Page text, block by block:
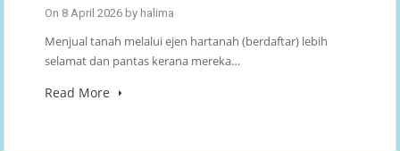
On 8 April 2026 by halima
Menjual tanah melalui ejen hartanah (berdaftar) lebih
selamat dan pantas kerana mereka…
Read More